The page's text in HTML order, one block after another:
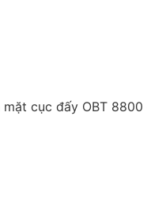
mặt cục đấy OBT